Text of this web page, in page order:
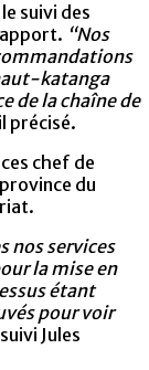
suivi des
“Nos
katanga
de la chaîne de
précisé.
chef de
du
nos services
la mise en
étant
pour voir
Jules